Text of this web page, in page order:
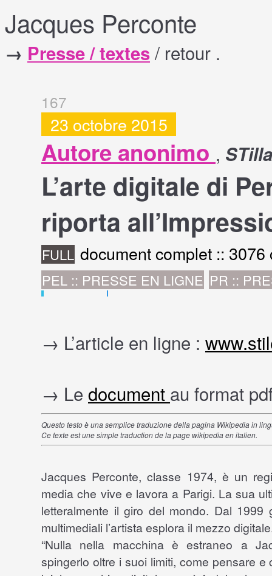
Jacques Perconte
→ Presse / textes/ retour .
167
23 octobre 2015
Autore anonimo ,
L’arte digitale di
riporta
FULL document complet ::
PEL :: PRESSE EN LIGNE PR ::
→ L’article en ligne :
→ Le document au format
Questo testo è una semplice traduzione della pagina Wikipedia in
Ce texte est une simple traduction de la page wikipedia en italien.
Jacques Perconte, classe 1974, è un
media che vive e lavora a Parigi. La sua
letteralmente il giro del mondo. Dal
multimediali l’artista esplora il mezzo
“Nulla nella macchina è estraneo a
spingerlo oltre i suoi limiti, come pensare